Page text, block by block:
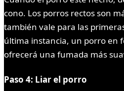
cono. Los porros rectos son
también vale para las
última instancia, un porro en
ofrecerá una fumada más
Paso 4: Liar el porro